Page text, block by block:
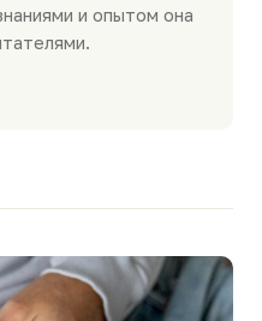
и опытом она